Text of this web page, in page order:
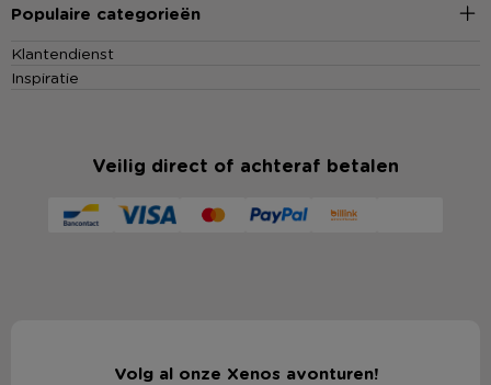
Populaire categorieën
Klantendienst
Inspiratie
Veilig direct of achteraf betalen
Volg al onze Xenos avonturen!